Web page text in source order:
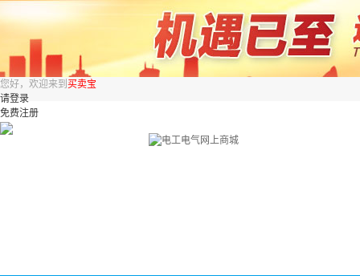
您好，欢迎来到 买卖宝
请登录
免费注册